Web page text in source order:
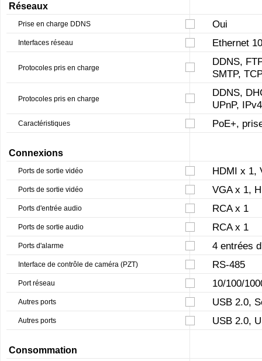
Réseaux
Prise en charge DDNS Oui
Interfaces réseau Ethernet
Protocoles pris en charge
DDNS,
SMTP,
Protocoles pris en charge
DDNS,
UPnP,
Caractéristiques PoE+,
Connexions
Ports de sortie vidéo HDMI x 1,
Ports de sortie vidéo VGA x 1,
Ports d'entrée audio RCA x 1
Ports de sortie audio RCA x 1
Ports d'alarme 4 entrées
Interface de contrôle de caméra (PZT) RS-485
Port réseau 10/100/
Autres ports USB 2.0,
Autres ports USB 2.0,
Consommation